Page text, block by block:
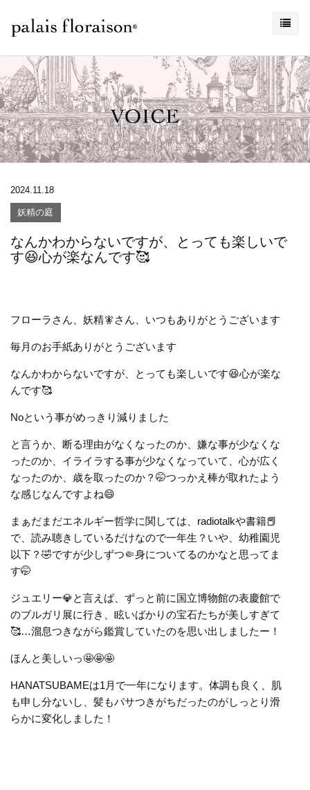
2024.11.18
妖精の庭
なんかわからないですが、とっても楽しいで
す😆心が楽なんです🥰
フローラさん、妖精🧚さん、いつもありがとうございます
毎月のお手紙ありがとうございます
なんかわからないですが、とっても楽しいです😆心が楽な
んです🥰
Noという事がめっきり減りました
と言うか、断る理由がなくなったのか、嫌な事が少なくな
ったのか、イライラする事が少なくなっていて、心が広く
なったのか、歳を取ったのか？🤭つっかえ棒が取れたよう
な感じなんですよね😄
まぁだまだエネルギー哲学に関しては、radiotalkや書籍📕
で、読み聴きしているだけなので一年生？いや、幼稚園児
以下？🤣ですが少しずつ🤏身についてるのかなと思ってま
す🤭
ジュエリー💎と言えば、ずっと前に国立博物館の表慶館で
のブルガリ展に行き、眩いばかりの宝石たちが美しすぎて
🥰…溜息つきながら鑑賞していたのを思い出しましたー！
ほんと美しいっ🤩🤩🤩
HANATSUBAMEは1 月で一年になります。体調も良く、肌
も申し分ないし、髪もパサつきがちだったのがしっとり滑
らかに変化しました！